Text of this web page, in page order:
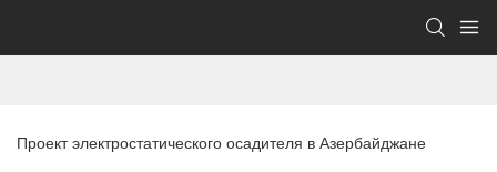
Проект электростатического осадителя в Азербайджане